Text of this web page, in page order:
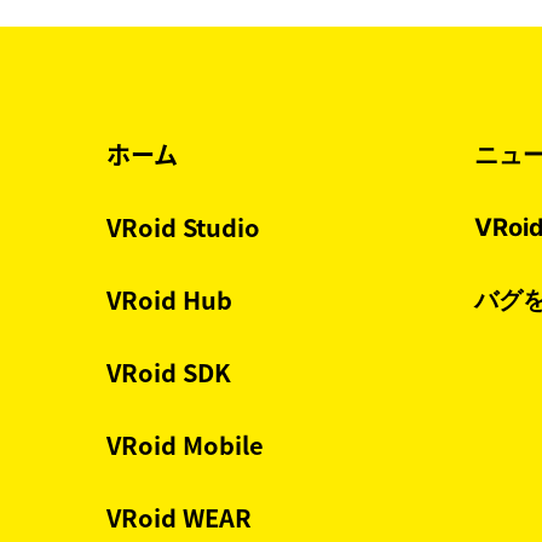
ホーム
VRoid Studio
VRoid Hub
VRoid SDK
VRoid Mobile
VRoid WEAR
ニュ
バグ